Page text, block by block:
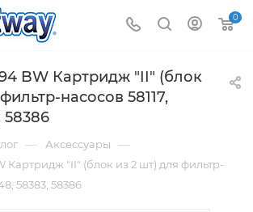
0
BW Картридж "II" (блок
насосов 58117,
58386
— Аксессуары —
Картридж "II" (блок из 2 шт) для фильтр-
58383, 58386